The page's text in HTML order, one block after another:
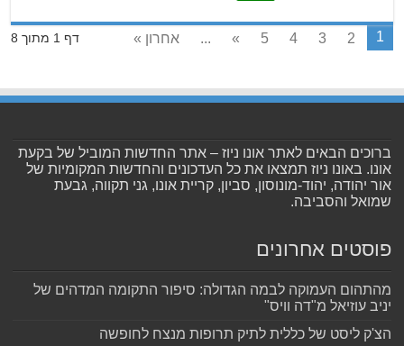
דף 1 מתוך 8 1
2
3
4
5
»
... אחרון »
ברוכים הבאים לאתר אונו ניוז – אתר החדשות המוביל של בקעת
אונו. באונו ניוז תמצאו את כל העדכונים והחדשות המקומיות של
אור יהודה, יהוד-מונוסון, סביון, קריית אונו, גני תקווה, גבעת
שמואל והסביבה.
פוסטים אחרונים
מהתהום העמוקה לבמה הגדולה: סיפור התקומה המדהים של
יניב עוזיאל מ"דה וויס"
הצ'ק ליסט של כללית לתיק תרופות מנצח לחופשה